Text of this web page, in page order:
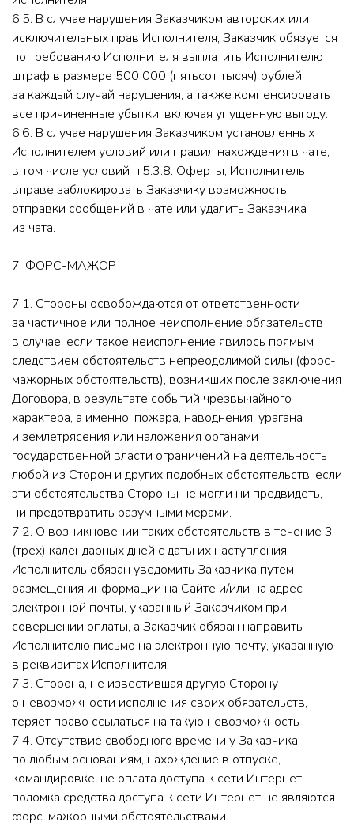
6.5. В случае нарушения Заказчиком авторских или
исключительных прав Исполнителя, Заказчик обязуется
по требованию Исполнителя выплатить Исполнителю
штраф в размере 500 000 (пятьсот тысяч) рублей
за каждый случай нарушения, а также компенсировать
все причиненные убытки, включая упущенную выгоду.
6.6. В случае нарушения Заказчиком установленных
Исполнителем условий или правил нахождения в чате,
в том числе условий п.5.3.8. Оферты, Исполнитель
вправе заблокировать Заказчику возможность
отправки сообщений в чате или удалить Заказчика
из чата.
7. ФОРС-МАЖОР
7.1. Стороны освобождаются от ответственности
за частичное или полное неисполнение обязательств
в случае, если такое неисполнение явилось прямым
следствием обстоятельств непреодолимой силы (форс-
мажорных обстоятельств), возникших после заключения
Договора, в результате событий чрезвычайного
характера, а именно: пожара, наводнения, урагана
и землетрясения или наложения органами
государственной власти ограничений на деятельность
любой из Сторон и других подобных обстоятельств, если
эти обстоятельства Стороны не могли ни предвидеть,
ни предотвратить разумными мерами.
7.2. О возникновении таких обстоятельств в течение 3
(трех) календарных дней с даты их наступления
Исполнитель обязан уведомить Заказчика путем
размещения информации на Сайте и/или на адрес
электронной почты, указанный Заказчиком при
совершении оплаты, а Заказчик обязан направить
Исполнителю письмо на электронную почту, указанную
в реквизитах Исполнителя.
7.3. Сторона, не известившая другую Сторону
о невозможности исполнения своих обязательств,
теряет право ссылаться на такую невозможность
7.4. Отсутствие свободного времени у Заказчика
по любым основаниям, нахождение в отпуске,
командировке, не оплата доступа к сети Интернет,
поломка средства доступа к сети Интернет не являются
форс-мажорными обстоятельствами.